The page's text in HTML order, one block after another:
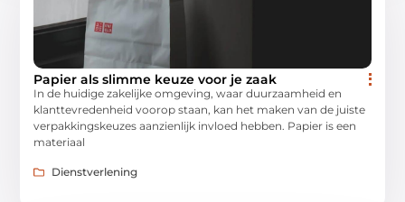
Papier als slimme keuze voor je zaak
In de huidige zakelijke omgeving, waar duurzaamheid en
klanttevredenheid voorop staan, kan het maken van de juiste
verpakkingskeuzes aanzienlijk invloed hebben. Papier is een
materiaal
Dienstverlening